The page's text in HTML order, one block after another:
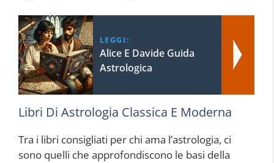
LEGGI:
Alice E Davide Guida
Astrologica
Libri Di Astrologia Classica E Moderna
Tra i libri consigliati per chi ama l’astrologia, ci
sono quelli che approfondiscono le basi della